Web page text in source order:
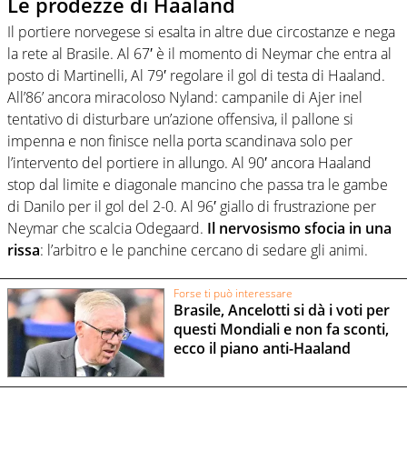
Il portiere norvegese si esalta in altre due circostanze e nega
la rete al Brasile. Al 67′ è il momento di Neymar che entra al
posto di Martinelli, Al 79′ regolare il gol di testa di Haaland.
All’86’ ancora miracoloso Nyland: campanile di Ajer inel
tentativo di disturbare un’azione offensiva, il pallone si
impenna e non finisce nella porta scandinava solo per
l’intervento del portiere in allungo. Al 90′ ancora Haaland
stop dal limite e diagonale mancino che passa tra le gambe
di Danilo per il gol del 2-0. Al 96′ giallo di frustrazione per
Neymar che scalcia Odegaard. Il nervosismo sfocia in una
rissa: l’arbitro e le panchine cercano di sedare gli animi.
Forse ti può interessare
Brasile, Ancelotti si dà i voti per
questi Mondiali e non fa sconti,
ecco il piano anti-Haaland